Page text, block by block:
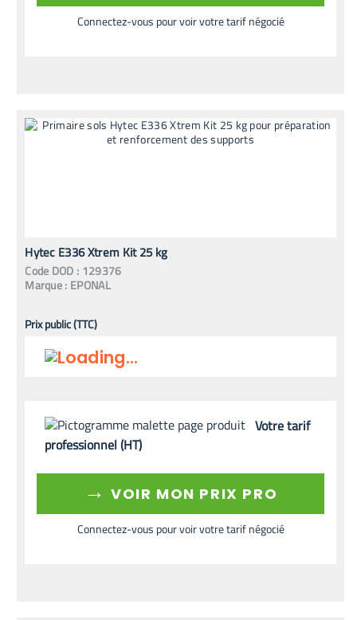
Connectez-vous pour voir votre tarif négocié
Hytec E336 Xtrem Kit 25 kg
Code DOD : 129376
Marque : EPONAL
Prix public (TTC)
Votre tarif
professionnel (HT)
→ VOIR MON PRIX PRO
Connectez-vous pour voir votre tarif négocié